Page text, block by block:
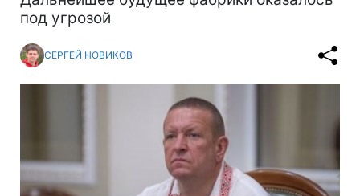
под угрозой
СЕРГЕЙ НОВИКОВ